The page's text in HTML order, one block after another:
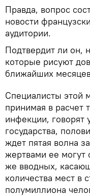
Правда, вопрос
новости
аудитории.
Подтвердит ли он,
которые рисуют
ближайших
Специалисты этой
принимая в расчет
инфекции, говорят
государства,
ждет пятая волна
жертвами ее могут
же вводных,
количества мест в
полумиллиона